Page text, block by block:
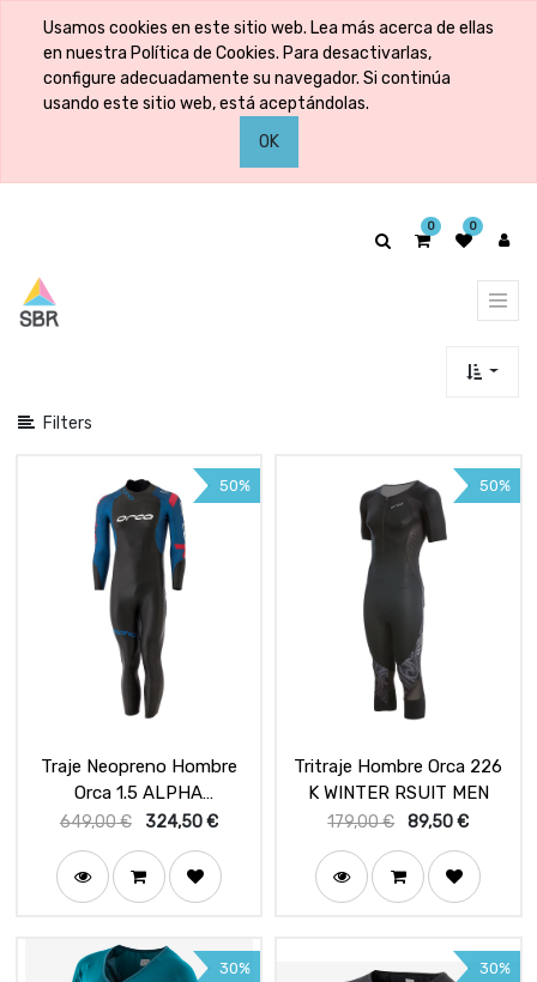
Usamos cookies en este sitio web. Lea más acerca de ellas
en nuestra Política de Cookies. Para desactivarlas,
configure adecuadamente su navegador. Si continúa
usando este sitio web, está aceptándolas.
OK
0 0
Filters
Mostrar
categorías
50%
Traje Neopreno Hombre
Orca 1.5 ALPHA
FULLSLEEVE 2017
649,00€ 324,50€
50%
Tritraje Hombre Orca 226
K WINTER RSUIT MEN
179,00€ 89,50€
30% 30%